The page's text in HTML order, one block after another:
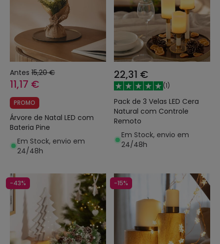
Antes 15,20 €
11,17 €
PROMO
Árvore de Natal LED com
Bateria Pine
Em Stock, envio em
24/48h
22,31 €
(1)
Pack de 3 Velas LED Cera
Natural com Controle
Remoto
Em Stock, envio em
24/48h
-43% -15%